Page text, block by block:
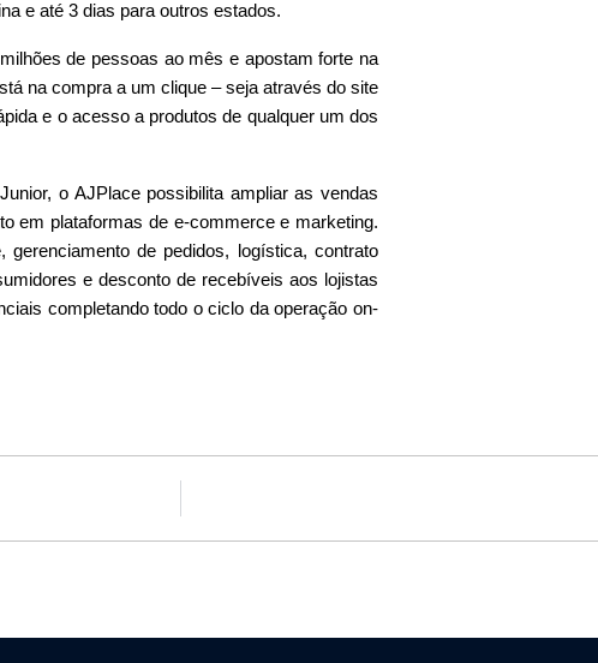
e até 3 dias para outros estados.
de pessoas ao mês e apostam forte na
na compra a um clique – seja através do site
e o acesso a produtos de qualquer um dos
o AJPlace possibilita ampliar as vendas
em plataformas de e-commerce e marketing.
de pedidos, logística, contrato
e desconto de recebíveis aos lojistas
completando todo o ciclo da operação on-